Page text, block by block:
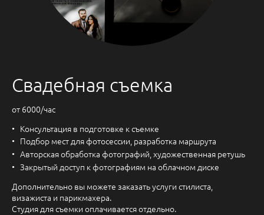
Свадебная съемка
от 6000/час
Консультация в подготовке к съемке
Подбор мест для фотосессии, разработка маршрута
Авторская обработка фотографий, художественная ретушь
Закрытый доступ к фотографиям на облачном диске
Дополнительно вы можете заказать услуги стилиста,
визажиста и парикмахера.
Студия для съемки оплачивается отдельно.